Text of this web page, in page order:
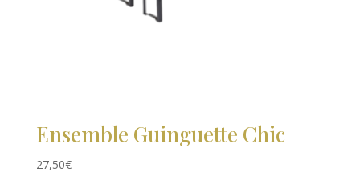
Ensemble Guinguette Chic
27,50€